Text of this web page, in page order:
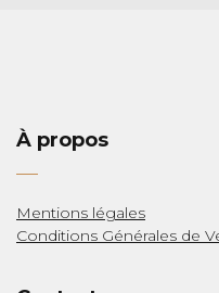
À propos
Mentions légales
Conditions Générales de